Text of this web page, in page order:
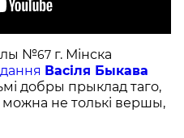
№67 г. Мінска
Васіля Быкава
добры прыклад таго,
не толькі вершы,